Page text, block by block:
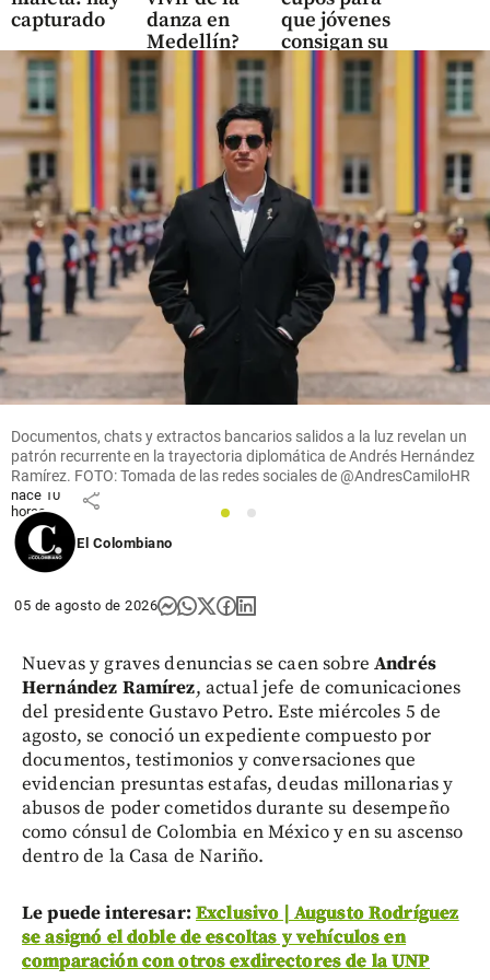
capturado
share
danza en
Medellín?
hace 16
que jóvenes
consigan su
primer
share
Economía
Mineros
logra
ingresos y
utilidades
récord en
el primer
semestre
de 2026
hace 10
horas
share
Documentos, chats y extractos bancarios salidos a la luz revelan un
patrón recurrente en la trayectoria diplomática de Andrés Hernández
Ramírez. FOTO: Tomada de las redes sociales de @AndresCamiloHR
1
2
El Colombiano
05 de agosto de 2026
Nuevas y graves denuncias se caen sobre Andrés
Hernández Ramírez, actual jefe de comunicaciones
del presidente Gustavo Petro. Este miércoles 5 de
agosto, se conoció un expediente compuesto por
documentos, testimonios y conversaciones que
evidencian presuntas estafas, deudas millonarias y
abusos de poder cometidos durante su desempeño
como cónsul de Colombia en México y en su ascenso
dentro de la Casa de Nariño.
Le puede interesar: Exclusivo | Augusto Rodríguez
se asignó el doble de escoltas y vehículos en
comparación con otros exdirectores de la UNP